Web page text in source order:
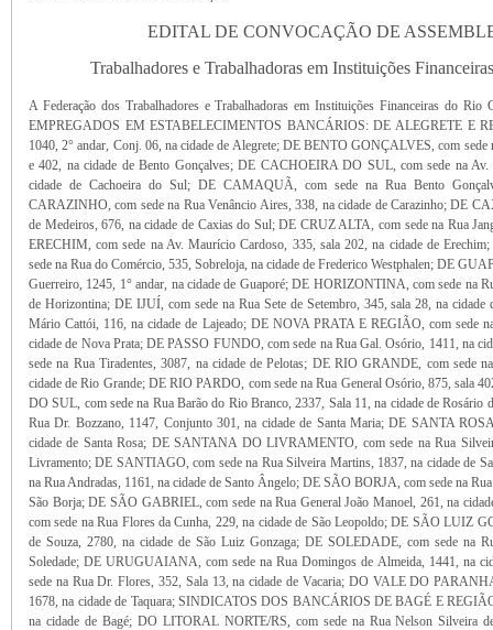
EDITAL DE CONVOCAÇÃO DE
Trabalhadores e Trabalhadoras em Instituições
A Federação dos Trabalhadores e Trabalhadoras em Instituições Financeiras do
EMPREGADOS EM ESTABELECIMENTOS BANCÁRIOS: DE ALEGRETE E
1040, 2° andar, Conj. 06, na cidade de Alegrete; DE BENTO GONÇALVES, com sede
e 402, na cidade de Bento Gonçalves; DE CACHOEIRA DO SUL, com sede na
cidade de Cachoeira do Sul; DE CAMAQUÃ, com sede na Rua Bento
CARAZINHO, com sede na Rua Venâncio Aires, 338, na cidade de Carazinho; DE
de Medeiros, 676, na cidade de Caxias do Sul; DE CRUZ ALTA, com sede na Rua
ERECHIM, com sede na Av. Maurício Cardoso, 335, sala 202, na cidade de
sede na Rua do Comércio, 535, Sobreloja, na cidade de Frederico Westphalen; DE
Guerreiro, 1245, 1° andar, na cidade de Guaporé; DE HORIZONTINA, com sede na
de Horizontina; DE IJUÍ, com sede na Rua Sete de Setembro, 345, sala 28, na
Mário Cattói, 116, na cidade de Lajeado; DE NOVA PRATA E REGIÃO, com sede
cidade de Nova Prata; DE PASSO FUNDO, com sede na Rua Gal. Osório, 1411, na
sede na Rua Tiradentes, 3087, na cidade de Pelotas; DE RIO GRANDE, com sede
cidade de Rio Grande; DE RIO PARDO, com sede na Rua General Osório, 875, sala
DO SUL, com sede na Rua Barão do Rio Branco, 2337, Sala 11, na cidade de
Rua Dr. Bozzano, 1147, Conjunto 301, na cidade de Santa Maria; DE SANTA
cidade de Santa Rosa; DE SANTANA DO LIVRAMENTO, com sede na Rua
Livramento; DE SANTIAGO, com sede na Rua Silveira Martins, 1837, na cidade de
na Rua Andradas, 1161, na cidade de Santo Ângelo; DE SÃO BORJA, com sede na
São Borja; DE SÃO GABRIEL, com sede na Rua General João Manoel, 261, na
com sede na Rua Flores da Cunha, 229, na cidade de São Leopoldo; DE SÃO LUIZ
de Souza, 2780, na cidade de São Luiz Gonzaga; DE SOLEDADE, com sede na
Soledade; DE URUGUAIANA, com sede na Rua Domingos de Almeida, 1441, na
sede na Rua Dr. Flores, 352, Sala 13, na cidade de Vacaria; DO VALE DO
1678, na cidade de Taquara; SINDICATOS DOS BANCÁRIOS DE BAGÉ E
na cidade de Bagé; DO LITORAL NORTE/RS, com sede na Rua Nelson Silveira